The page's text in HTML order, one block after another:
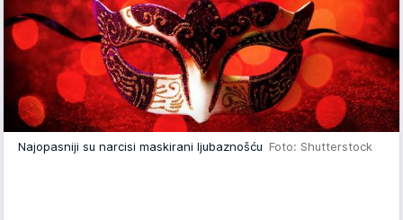
Najopasniji su narcisi maskirani ljubaznošću Foto: Shutterstock